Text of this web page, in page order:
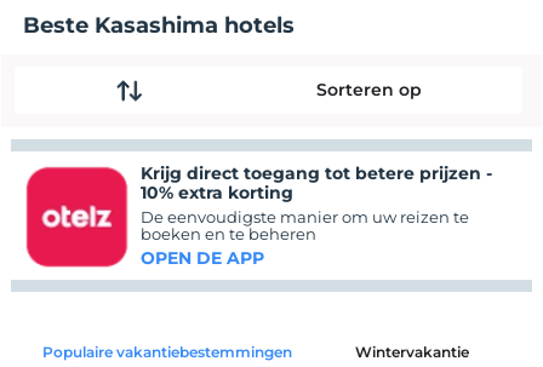
Beste Kasashima hotels
Sorteren op
Krijg direct toegang tot betere prijzen -
10% extra korting
De eenvoudigste manier om uw reizen te
boeken en te beheren
OPEN DE APP
Populaire vakantiebestemmingen Wintervakantie